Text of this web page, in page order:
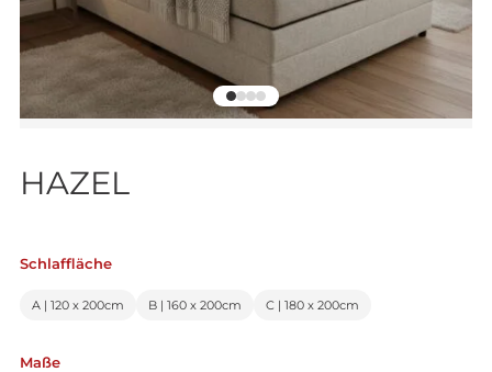
HAZEL
Schlaffläche
A | 120 x 200cm B | 160 x 200cm C | 180 x 200cm
Maße